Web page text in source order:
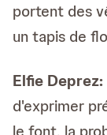
portent des
un tapis de
Elfie Deprez:
d'exprimer